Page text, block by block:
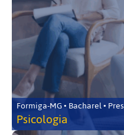
Formiga-MG • Bacharel •
Psicologia